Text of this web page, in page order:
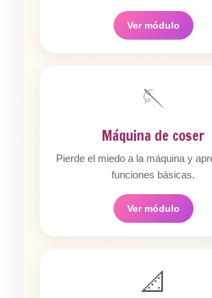
Ver módulo
🪡
Máquina de coser
Pierde el miedo a la máquina y
funciones básicas.
Ver módulo
📐